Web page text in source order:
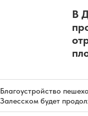
В
Благоустройство
Залесском будет